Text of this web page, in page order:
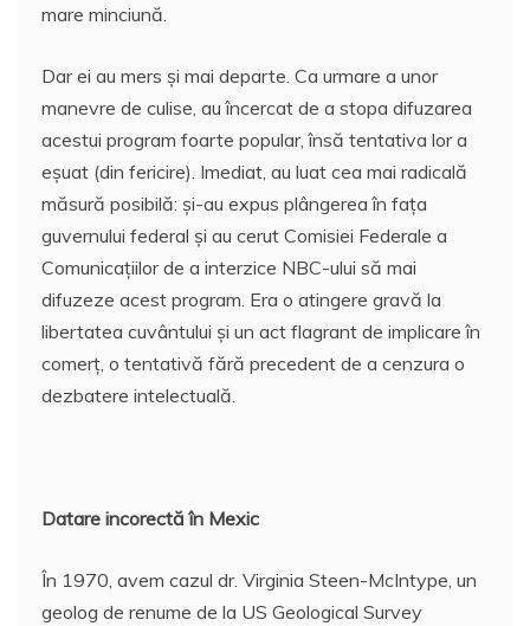
mare minciună.
Dar ei au mers şi mai departe. Ca urmare a unor
manevre de culise, au încercat de a stopa difuzarea
acestui program foarte popular, însă tentativa lor a
eşuat (din fericire). Imediat, au luat cea mai radicală
măsură posibilă: şi-au expus plângerea în faţa
guvernului federal şi au cerut Comisiei Federale a
Comunicaţiilor de a interzice NBC-ului să mai
difuzeze acest program. Era o atingere gravă la
libertatea cuvântului şi un act flagrant de implicare în
comerţ, o tentativă fără precedent de a cenzura o
dezbatere intelectuală.
Datare incorectă în Mexic
În 1970, avem cazul dr. Virginia Steen-McIntype, un
geolog de renume de la US Geological Survey